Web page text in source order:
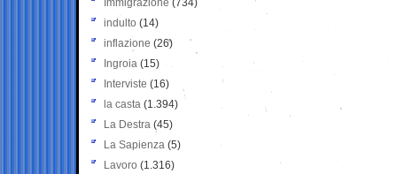
Immigrazione (734)
indulto (14)
inflazione (26)
Ingroia (15)
Interviste (16)
la casta (1.394)
La Destra (45)
La Sapienza (5)
Lavoro (1.316)